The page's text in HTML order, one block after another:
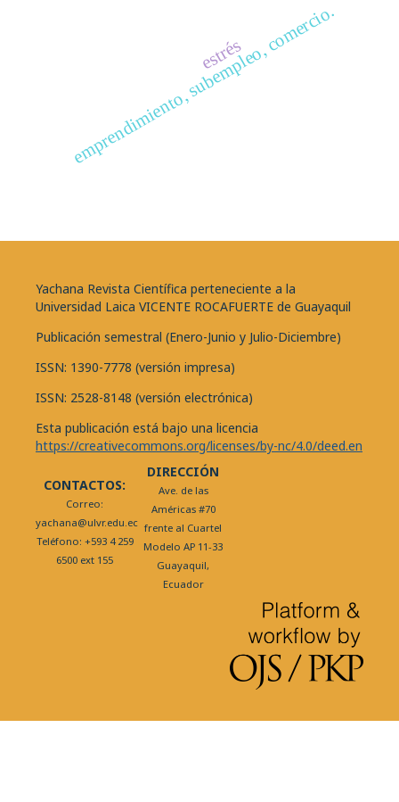
estrés
emprendimiento, subempleo, comercio.
Yachana Revista Científica perteneciente a la
Universidad Laica VICENTE ROCAFUERTE de Guayaquil
Publicación semestral (Enero-Junio y Julio-Diciembre)
ISSN: 1390-7778 (versión impresa)
ISSN: 2528-8148 (versión electrónica)
Esta publicación está bajo una licencia
https://creativecommons.org/licenses/by-nc/4.0/deed.en
CONTACTOS:
Correo:
yachana@ulvr.edu.ec
Teléfono: +593 4 259
6500 ext 155
DIRECCIÓN
Ave. de las
Américas #70
frente al Cuartel
Modelo AP 11-33
Guayaquil,
Ecuador